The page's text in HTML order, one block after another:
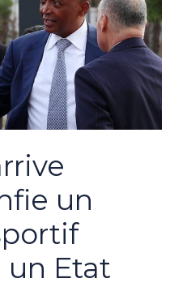
un
Etat